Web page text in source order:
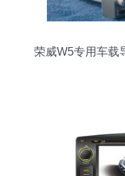
荣威W5专用车载